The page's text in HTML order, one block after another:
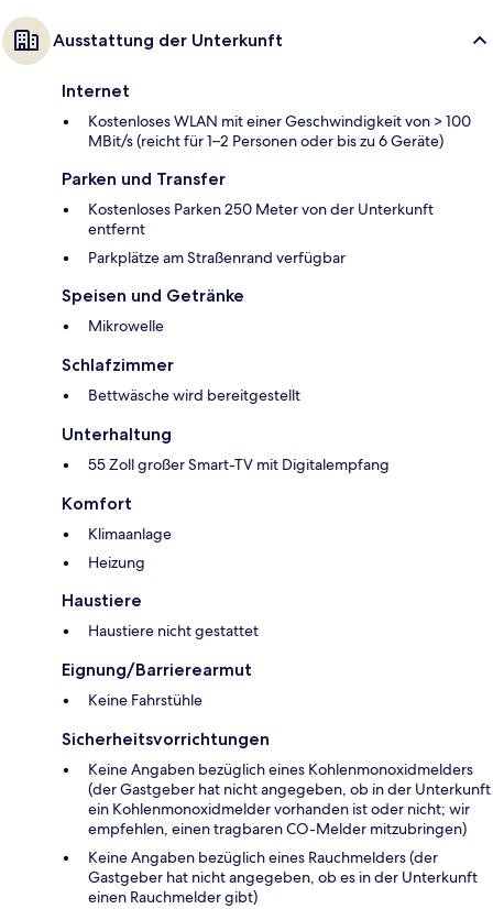
Ausstattung der Unterkunft
Internet
Kostenloses WLAN mit einer Geschwindigkeit von > 100
MBit/s (reicht für 1–2 Personen oder bis zu 6 Geräte)
Parken und Transfer
Kostenloses Parken 250 Meter von der Unterkunft
entfernt
Parkplätze am Straßenrand verfügbar
Speisen und Getränke
Mikrowelle
Schlafzimmer
Bettwäsche wird bereitgestellt
Unterhaltung
55 Zoll großer Smart-TV mit Digitalempfang
Komfort
Klimaanlage
Heizung
Haustiere
Haustiere nicht gestattet
Eignung/Barrierearmut
Keine Fahrstühle
Sicherheitsvorrichtungen
Keine Angaben bezüglich eines Kohlenmonoxidmelders
(der Gastgeber hat nicht angegeben, ob in der Unterkunft
ein Kohlenmonoxidmelder vorhanden ist oder nicht; wir
empfehlen, einen tragbaren CO-Melder mitzubringen)
Keine Angaben bezüglich eines Rauchmelders (der
Gastgeber hat nicht angegeben, ob es in der Unterkunft
einen Rauchmelder gibt)